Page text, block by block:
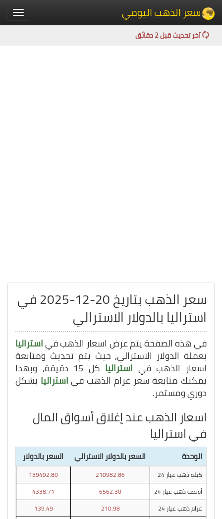
Toggle سعر الذهب اليومي
آخر تحديث قبل 2 دقائق
سعر الذهب بتاريخ 20-12-2025 في
استراليا بالدولار الاسترالي
في هذه الصفحة يتم عرض اسعار الذهب فياستراليا
بعملة الدولار الاسترالي, حيث يتم تحديث ومتابعة
اسعار الذهب في استراليا كل 15 دقيقة, وبهذا
يمكنك متابعة سعر غرام الذهب فياستراليا بشكل
دوري ومستمر.
اسعار الذهب عند إغلاق أسواق المال
في استراليا
الوحدة السعر بالدولار الاسترالي السعر بالدولار
كيلو ذهب عيار 24 210982.86
139492.80
أونصة ذهب عيار 24
6562.30
4338.71
غرام ذهب عيار 24
210.98
139.49